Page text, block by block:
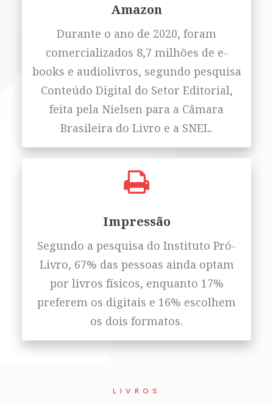
Amazon
Durante o ano de 2020, foram
comercializados 8,7 milhões de e-
books e audiolivros, segundo pesquisa
Conteúdo Digital do Setor Editorial,
feita pela Nielsen para a Câmara
Brasileira do Livro e a SNEL.
Impressão
Segundo a pesquisa do Instituto Pró-
Livro, 67% das pessoas ainda optam
por livros físicos, enquanto 17%
preferem os digitais e 16% escolhem
os dois formatos.
LIVROS